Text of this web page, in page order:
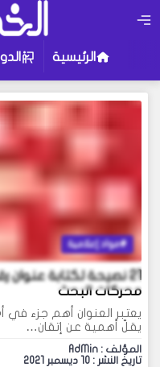
الرئيسية
مواد إعلامية
21 نصيحة لكتابة
محركات البحث
يعتبر العنوان أهم جزء
يقلّ أهمية عن إتقان…
المؤلف : AdMin
تاريخ النشر : 10 ديسمبر 2021